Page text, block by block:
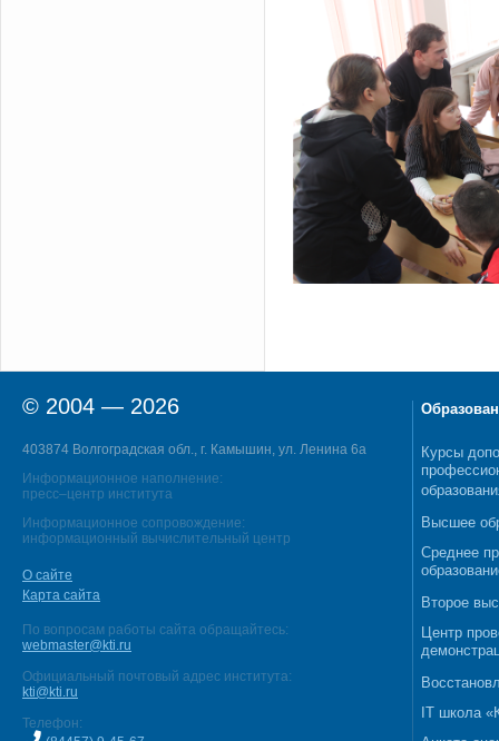
© 2004 — 2026
403874 Волгоградская обл., г. Камышин, ул. Ленина 6а
Информационное наполнение:
пресс–центр института
Информационное сопровождение:
информационный вычислительный центр
О сайте
Карта сайта
По вопросам работы сайта обращайтесь:
webmaster@kti.ru
Официальный почтовый адрес института:
kti@kti.ru
Телефон:
Курсы
Высшее
Среднее
Второе
Центр
IT школа